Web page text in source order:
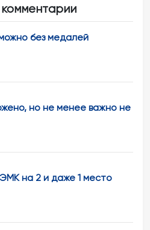
без медалей
но не менее важно не
на 2 и даже 1 место